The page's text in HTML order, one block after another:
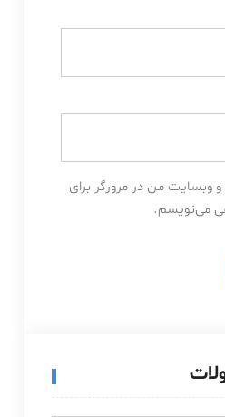
من در مرورگر برای